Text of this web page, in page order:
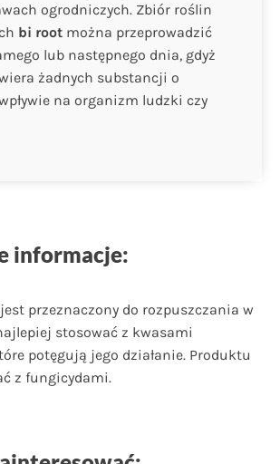
ogrodniczych. Zbiór roślin
bi root można przeprowadzić
lub następnego dnia, gdyż
żadnych substancji o
na organizm ludzki czy
informacje:
jest przeznaczony do rozpuszczania w
stosować z kwasami
potęgują jego działanie. Produktu
z fungicydami.